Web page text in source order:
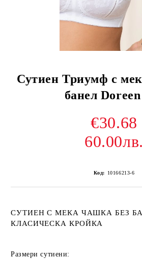
Сутиен Триумф с
банел
€30.68
60.00лв.
Код: 10166213-6
СУТИЕН С МЕКА ЧАШКА БЕЗ
КЛАСИЧЕСКА КРОЙКА
Размери сутиени: